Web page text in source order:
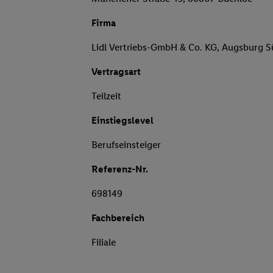
Firma
Lidl Vertriebs-GmbH & Co. KG, Augsburg
Vertragsart
Teilzeit
Einstiegslevel
Berufseinsteiger
Referenz-Nr.
698149
Fachbereich
Filiale